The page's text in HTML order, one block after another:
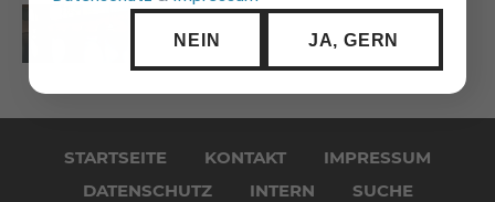
überspringenSTARTSEITE KONTAKT
IMPRESSUM
DATENSCHUTZ
INTERN
SUCHE
NEIN JA, GERN